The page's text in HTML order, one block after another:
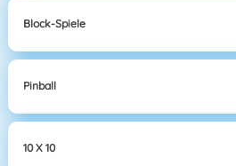
Block-Spiele
Pinball
10 X 10